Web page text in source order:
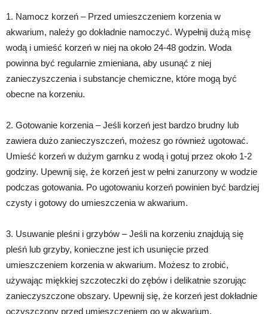
1. Namocz korzeń – Przed umieszczeniem korzenia w
akwarium, należy go dokładnie namoczyć. Wypełnij dużą misę
wodą i umieść korzeń w niej na około 24-48 godzin. Woda
powinna być regularnie zmieniana, aby usunąć z niej
zanieczyszczenia i substancje chemiczne, które mogą być
obecne na korzeniu.
2. Gotowanie korzenia – Jeśli korzeń jest bardzo brudny lub
zawiera dużo zanieczyszczeń, możesz go również ugotować.
Umieść korzeń w dużym garnku z wodą i gotuj przez około 1-2
godziny. Upewnij się, że korzeń jest w pełni zanurzony w wodzie
podczas gotowania. Po ugotowaniu korzeń powinien być bardziej
czysty i gotowy do umieszczenia w akwarium.
3. Usuwanie pleśni i grzybów – Jeśli na korzeniu znajdują się
pleśń lub grzyby, konieczne jest ich usunięcie przed
umieszczeniem korzenia w akwarium. Możesz to zrobić,
używając miękkiej szczoteczki do zębów i delikatnie szorując
zanieczyszczone obszary. Upewnij się, że korzeń jest dokładnie
oczyszczony przed umieszczeniem go w akwarium.